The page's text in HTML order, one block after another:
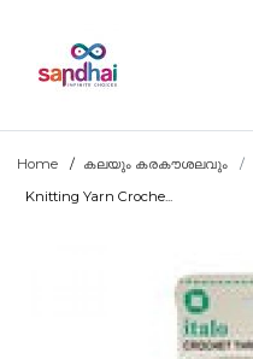
Home കലയും കരകൗശലവും
Knitting Yarn Croche...